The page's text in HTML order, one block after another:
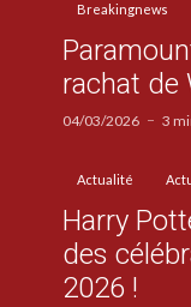
Breakingnews
rachat de
04/03/2026 3
Actualité
Harry
des
2026 !